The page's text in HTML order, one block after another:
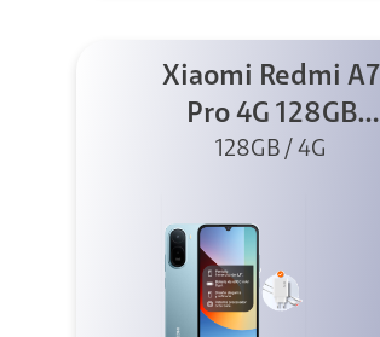
Xiaomi Redmi A7
Pro 4G 128GB
Azul + Cargador
128GB / 4G